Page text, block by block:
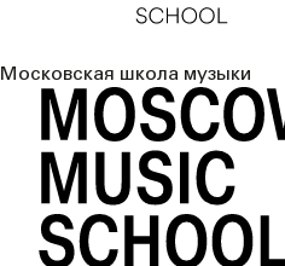
Московская школа музыки